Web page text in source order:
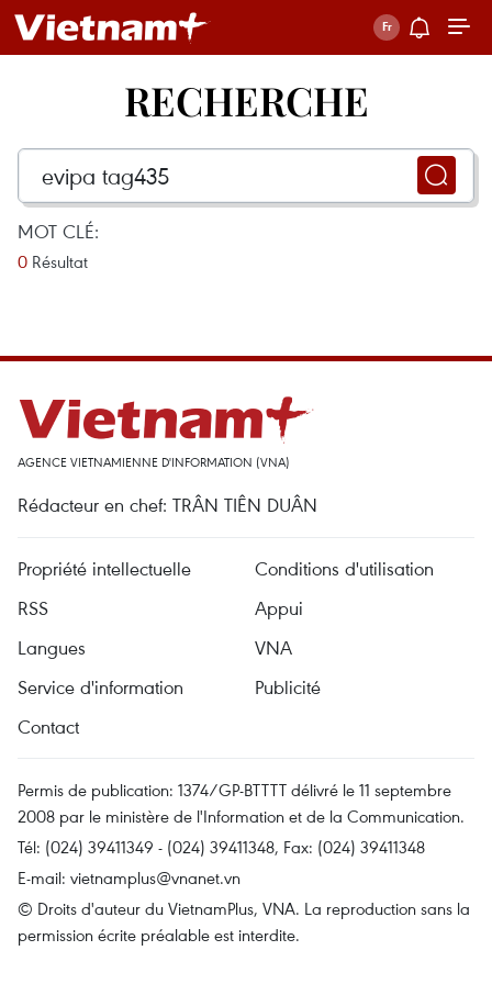
RECHERCHE
MOT CLÉ:
0 Résultat
AGENCE VIETNAMIENNE D'INFORMATION (VNA)
Rédacteur en chef: TRÂN TIÊN DUÂN
Propriété intellectuelle
Conditions d'utilisation
RSS
Appui
Langues
VNA
Service d'information
Publicité
Contact
Permis de publication: 1374/GP-BTTTT délivré le 11 septembre
2008 par le ministère de l'Information et de la Communication.
Tél: (024) 39411349 - (024) 39411348, Fax: (024) 39411348
E-mail: vietnamplus@vnanet.vn
© Droits d'auteur du VietnamPlus, VNA. La reproduction sans la
permission écrite préalable est interdite.